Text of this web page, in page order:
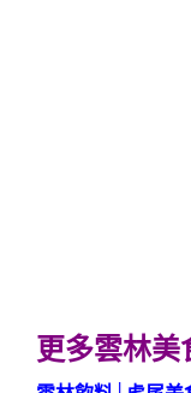
更多雲林美